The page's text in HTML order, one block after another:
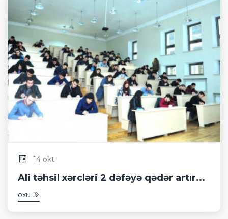
14 okt
Ali təhsil xərcləri 2 dəfəyə qədər artır...
oxu